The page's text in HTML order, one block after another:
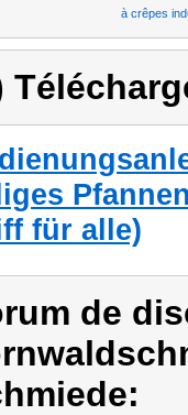
à crêpes
für alle)
de